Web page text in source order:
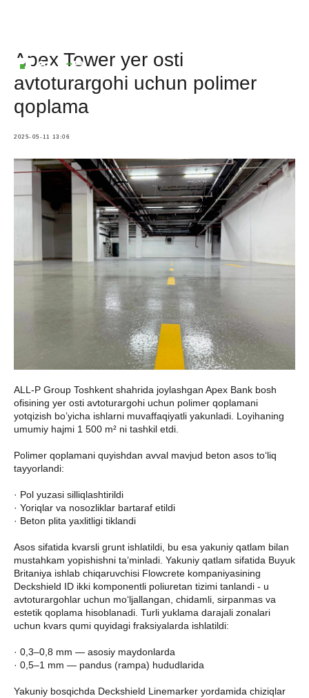
Apex Tower yer osti
avtoturargohi uchun polimer
qoplama
2025-05-11 13:06
ALL-P Group Toshkent shahrida joylashgan Apex Bank bosh
ofisining yer osti avtoturargohi uchun polimer qoplamani
yotqizish bo’yicha ishlarni muvaffaqiyatli yakunladi. Loyihaning
umumiy hajmi 1 500 m² ni tashkil etdi.
Polimer qoplamani quyishdan avval mavjud beton asos to‘liq
tayyorlandi:
· Pol yuzasi silliqlashtirildi
· Yoriqlar va nosozliklar bartaraf etildi
· Beton plita yaxlitligi tiklandi
Asos sifatida kvarsli grunt ishlatildi, bu esa yakuniy qatlam bilan
mustahkam yopishishni ta’minladi. Yakuniy qatlam sifatida Buyuk
Britaniya ishlab chiqaruvchisi Flowcrete kompaniyasining
Deckshield ID ikki komponentli poliuretan tizimi tanlandi - u
avtoturargohlar uchun mo‘ljallangan, chidamli, sirpanmas va
estetik qoplama hisoblanadi. Turli yuklama darajali zonalari
uchun kvars qumi quyidagi fraksiyalarda ishlatildi:
· 0,3–0,8 mm — asosiy maydonlarda
· 0,5–1 mm — pandus (rampa) hududlarida
Yakuniy bosqichda Deckshield Linemarker yordamida chiziqlar